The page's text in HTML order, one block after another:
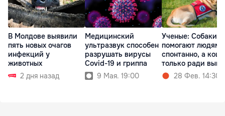
В Молдове выявили
пять новых очагов
инфекций у
животных
2 дня назад
Медицинский
ультразвук способен
разрушать вирусы
Covid-19 и гриппа
9 Мая. 19:00
Ученые: Cобаки
помогают людям
спонтанно, а
только ради
28 Фев. 14:30